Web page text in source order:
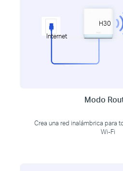
Internet
H30
Modo
Crea una red inalámbrica para
Wi-Fi